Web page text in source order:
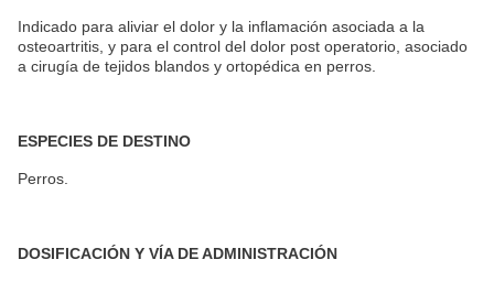
Indicado para aliviar el dolor y la inflamación asociada a la
osteoartritis, y para el control del dolor post operatorio, asociado
a cirugía de tejidos blandos y ortopédica en perros.
ESPECIES DE DESTINO
Perros.
DOSIFICACIÓN Y VÍA DE ADMINISTRACIÓN